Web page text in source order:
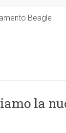
Beagle
la